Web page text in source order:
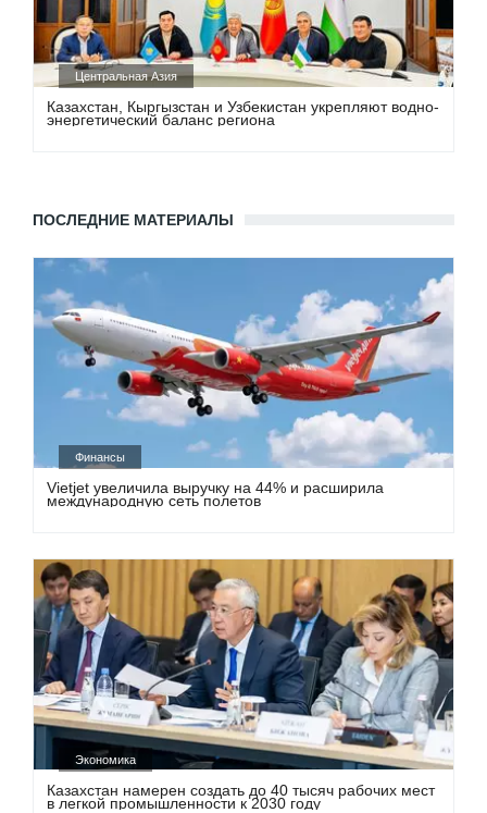
Центральная Азия
Казахстан, Кыргызстан и Узбекистан укрепляют водно-
энергетический баланс региона
ПОСЛЕДНИЕ МАТЕРИАЛЫ
Финансы
Vietjet увеличила выручку на 44% и расширила
международную сеть полетов
Экономика
Казахстан намерен создать до 40 тысяч рабочих мест
в легкой промышленности к 2030 году